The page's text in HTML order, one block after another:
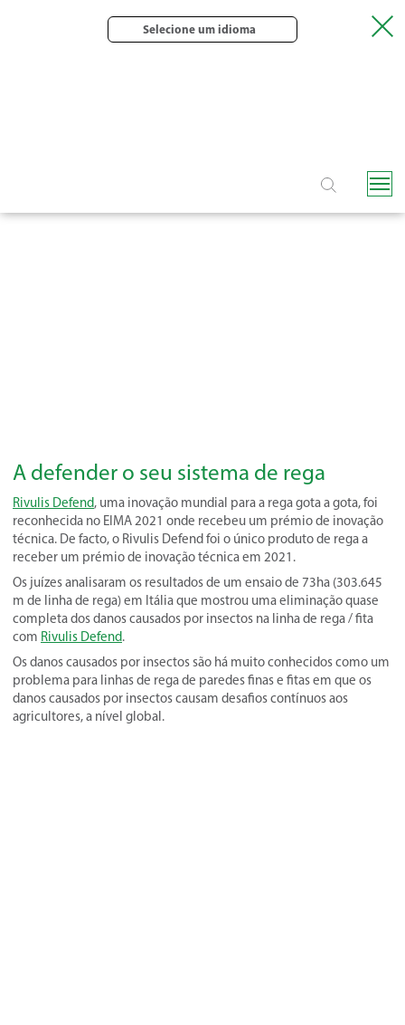
Selecione um idioma
A defender o seu sistema de rega
Rivulis Defend, uma inovação mundial para a rega gota a gota, foi
reconhecida no EIMA 2021 onde recebeu um prémio de inovação
técnica. De facto, o Rivulis Defend foi o único produto de rega a
receber um prémio de inovação técnica em 2021.
Os juízes analisaram os resultados de um ensaio de 73ha (303.645
m de linha de rega) em Itália que mostrou uma eliminação quase
completa dos danos causados por insectos na linha de rega / fita
com Rivulis Defend.
Os danos causados por insectos são há muito conhecidos como um
problema para linhas de rega de paredes finas e fitas em que os
danos causados por insectos causam desafios contínuos aos
agricultores, a nível global.